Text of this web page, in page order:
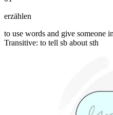
erzählen
to use words and give someone
Transitive: to tell sb about sth